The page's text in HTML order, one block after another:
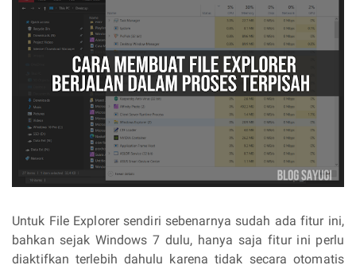
Untuk File Explorer sendiri sebenarnya sudah ada fitur ini,
bahkan sejak Windows 7 dulu, hanya saja fitur ini perlu
diaktifkan terlebih dahulu karena tidak secara otomatis